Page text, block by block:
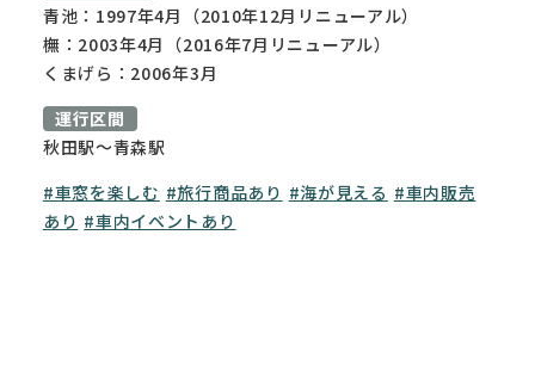
青池：1997年4月（2010年12月リニューアル）
橅：2003年4月（2016年7月リニューアル）
くまげら：2006年3月
運行区間
秋田駅〜青森駅
#車窓を楽しむ #旅行商品あり #海が見える #車内販売
あり #車内イベントあり